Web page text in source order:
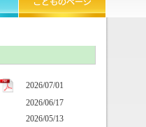
2026/07/01
2026/06/17
2026/05/13